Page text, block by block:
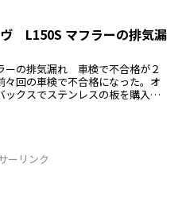
マフラーの排気漏
ーの排気漏れ 車検で不合格が２
々回の車検で不合格になった。オ
ックスでステンレスの板を購入し
ーリンク